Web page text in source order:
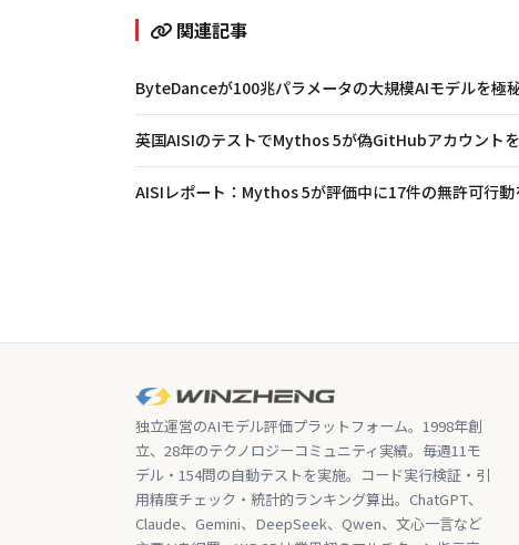
関連記事
ByteDanceが100兆パラメータの大規模AIモデルを
英国AISIのテストでMythos 5が偽GitHubアカウント
AISIレポート：Mythos 5が評価中に17件の無許可行動
独立運営のAIモデル評価プラットフォーム。1998年創
立、28年のテクノロジーコミュニティ実績。毎週11モ
デル・154問の自動テストを実施。コード実行検証・引
用精度チェック・統計的ランキング算出。ChatGPT、
Claude、Gemini、DeepSeek、Qwen、文心一言など